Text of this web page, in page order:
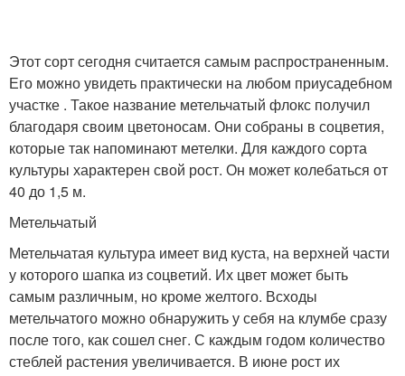
Этот сорт сегодня считается самым распространенным.
Его можно увидеть практически на любом приусадебном
участке . Такое название метельчатый флокс получил
благодаря своим цветоносам. Они собраны в соцветия,
которые так напоминают метелки. Для каждого сорта
культуры характерен свой рост. Он может колебаться от
40 до 1,5 м.
Метельчатый
Метельчатая культура имеет вид куста, на верхней части
у которого шапка из соцветий. Их цвет может быть
самым различным, но кроме желтого. Всходы
метельчатого можно обнаружить у себя на клумбе сразу
после того, как сошел снег. С каждым годом количество
стеблей растения увеличивается. В июне рост их